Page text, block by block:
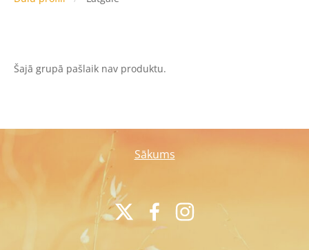
Šajā grupā pašlaik nav produktu.
Sākums